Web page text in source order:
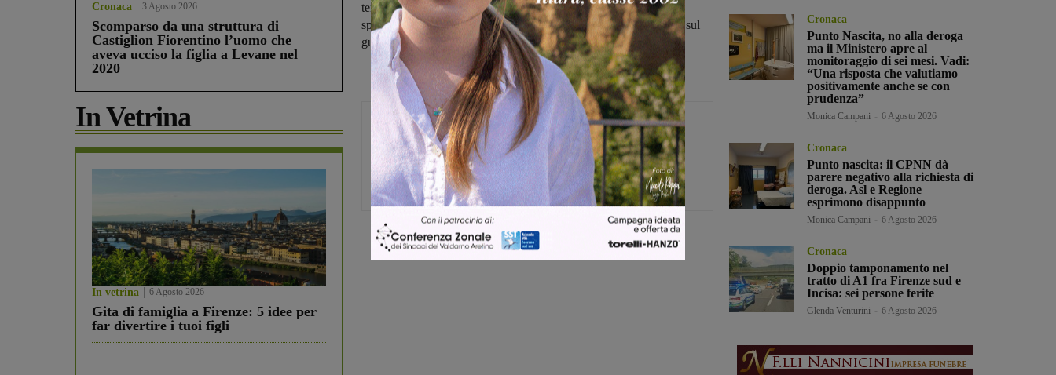
Cronaca 3 Agosto 2026
Scomparso da una struttura di
Castiglion Fiorentino l’uomo che
aveva ucciso la figlia a Levane nel
2020
In Vetrina
In vetrina 6 Agosto 2026
Gita di famiglia a Firenze: 5 idee per
far divertire i tuoi figli
tennis club e proseguono in direzione del cimitero comunale, si è
spenta. Per questo i residenti hanno subito richiamato l'attenzione sul
guasto, sperando che la riparazione avvenga in tempi consoni.
Glenda Venturini
Capo redattore
Cronaca
Punto Nascita, no alla deroga
ma il Ministero apre al
monitoraggio di sei mesi. Vadi:
“Una risposta che valutiamo
positivamente anche se con
prudenza”
Monica Campani 6 Agosto 2026
Cronaca
Punto nascita: il CPNN dà
parere negativo alla richiesta di
deroga. Asl e Regione
esprimono disappunto
Monica Campani 6 Agosto 2026
Cronaca
Doppio tamponamento nel
tratto di A1 fra Firenze sud e
Incisa: sei persone ferite
Glenda Venturini 6 Agosto 2026